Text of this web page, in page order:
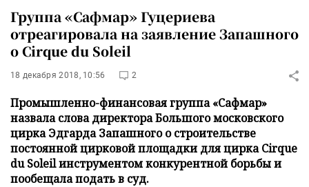
Группа «Сафмар» Гуцериева
отреагировала на заявление Запашного
о Cirque du Soleil
18 декабря 2018, 10:56 2
Промышленно-финансовая группа «Сафмар»
назвала слова директора Большого московского
цирка Эдгарда Запашного о строительстве
постоянной цирковой площадки для цирка Cirque
du Soleil инструментом конкурентной борьбы и
пообещала подать в суд.